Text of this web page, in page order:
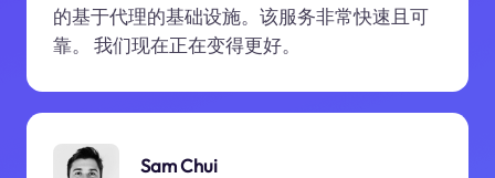
的基于代理的基础设施。该服务非常快速且可
靠。 我们现在正在变得更好。
Sam Chui